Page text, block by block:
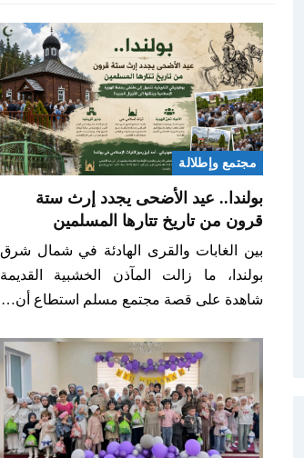
مجتمع وإطلالة
بولندا.. عيد الأضحى يجدد إرث ستة
قرون من تاريخ تتارها المسلمين
بين الغابات والقرى الهادئة في شمال شرق
بولندا، ما زالت المآذن الخشبية القديمة
شاهدة على قصة مجتمع مسلم استطاع أن…